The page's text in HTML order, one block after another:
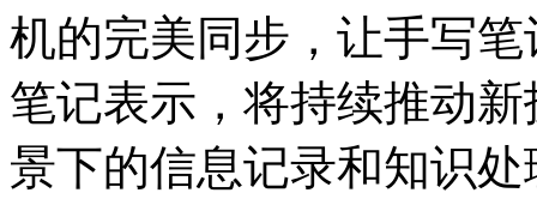
机的完美同步，让手写
笔记表示，将持续推动
景下的信息记录和知识